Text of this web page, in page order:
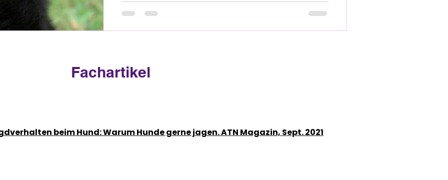
Fachartikel
beim Hund: Warum Hunde gerne jagen. ATN Magazin, Sept. 2021